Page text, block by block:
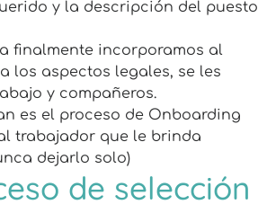
y la descripción del puesto
finalmente incorporamos al
los aspectos legales, se les
y compañeros.
es el proceso de Onboarding
trabajador que le brinda
dejarlo solo)
de selección